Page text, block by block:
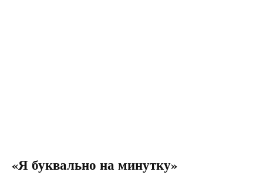
«Я буквально на минутку»